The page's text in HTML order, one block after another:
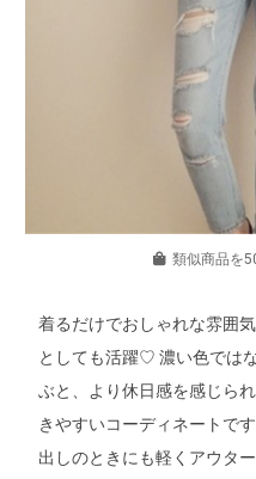
類似商品を
着るだけでおしゃれな雰囲
としても活躍♡ 濃い色では
ぶと、より休日感を感じら
きやすいコーディネートで
出しのときにも軽くアウタ